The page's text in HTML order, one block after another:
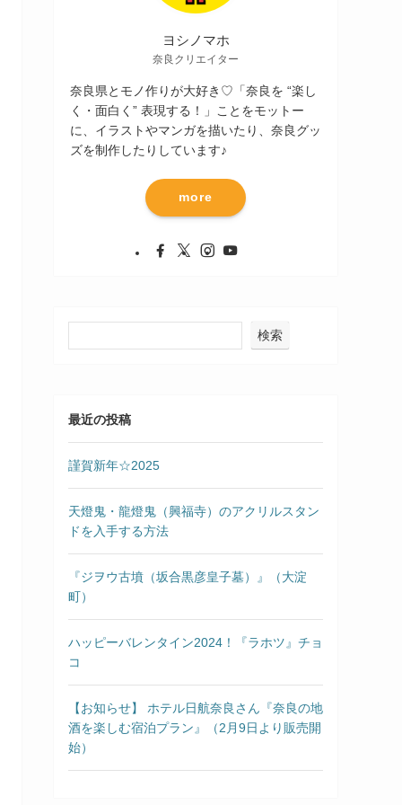
ヨシノマホ
奈良クリエイター
奈良県とモノ作りが大好き♡「奈良を “楽し
く・面白く” 表現する！」ことをモットー
に、イラストやマンガを描いたり、奈良グッ
ズを制作したりしています♪
more
検索
最近の投稿
謹賀新年☆2025
天燈鬼・龍燈鬼（興福寺）のアクリルスタン
ドを入手する方法
『ジヲウ古墳（坂合黒彦皇子墓）』（大淀
町）
ハッピーバレンタイン2024！『ラホツ』チョ
コ
【お知らせ】 ホテル日航奈良さん『奈良の地
酒を楽しむ宿泊プラン』（2月9日より販売開
始）